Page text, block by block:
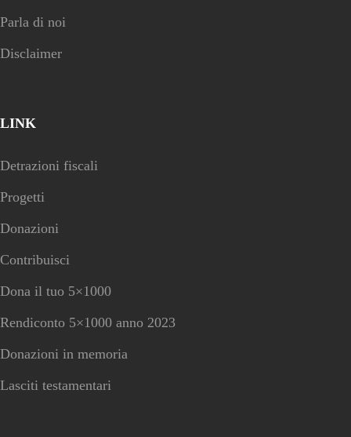
Parla di noi
Disclaimer
LINK
Detrazioni fiscali
Progetti
Donazioni
Contribuisci
Dona il tuo 5×1000
Rendiconto 5×1000 anno 2023
Donazioni in memoria
Lasciti testamentari